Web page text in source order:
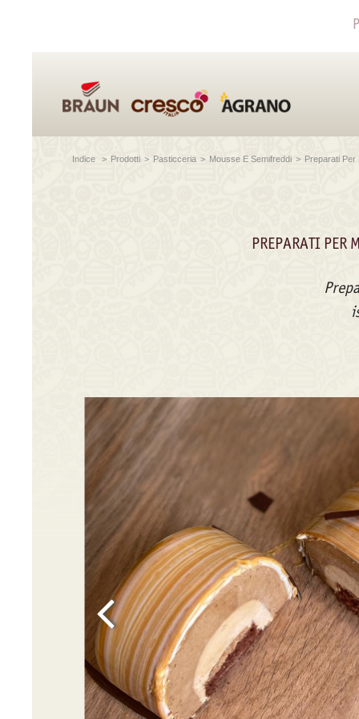
Indice > Prodotti > Pasticceria > Mousse E Semifreddi > Preparati Per
PREPARATI PER